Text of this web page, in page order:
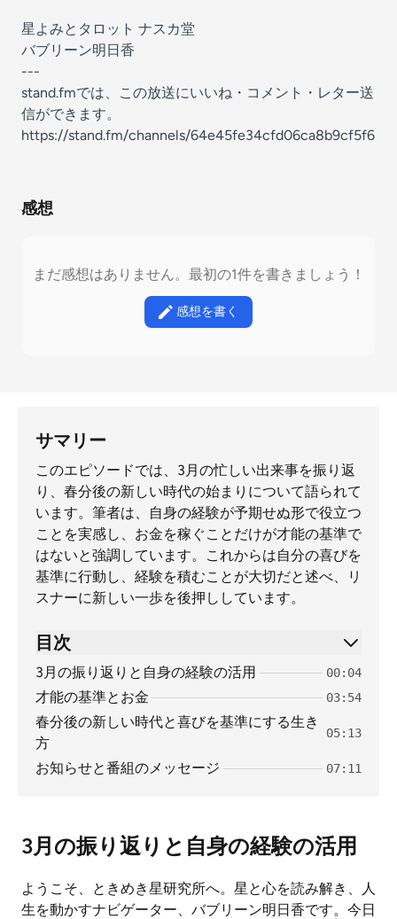
星よみとタロット ナスカ堂
バブリーン明日香
---
stand.fmでは、この放送にいいね・コメント・レター送
信ができます。
https://stand.fm/channels/64e45fe34cfd06ca8b9cf5f6
感想
まだ感想はありません。最初の1件を書きましょう！
感想を書く
サマリー
このエピソードでは、3月の忙しい出来事を振り返
り、春分後の新しい時代の始まりについて語られて
います。筆者は、自身の経験が予期せぬ形で役立つ
ことを実感し、お金を稼ぐことだけが才能の基準で
はないと強調しています。これからは自分の喜びを
基準に行動し、経験を積むことが大切だと述べ、リ
スナーに新しい一歩を後押ししています。
目次
3月の振り返りと自身の経験の活用 00:04
才能の基準とお金 03:54
春分後の新しい時代と喜びを基準にする生き
方
05:13
お知らせと番組のメッセージ 07:11
3月の振り返りと自身の経験の活用
ようこそ、ときめき星研究所へ。星と心を読み解き、人
生を動かすナビゲーター、バブリーン明日香です。今日